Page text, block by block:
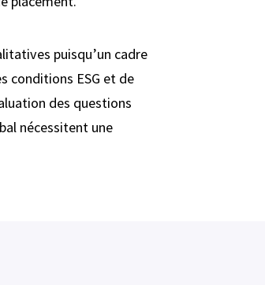
puisqu’un cadre
conditions ESG et de
des questions
nécessitent une